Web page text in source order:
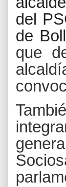
del
de
que